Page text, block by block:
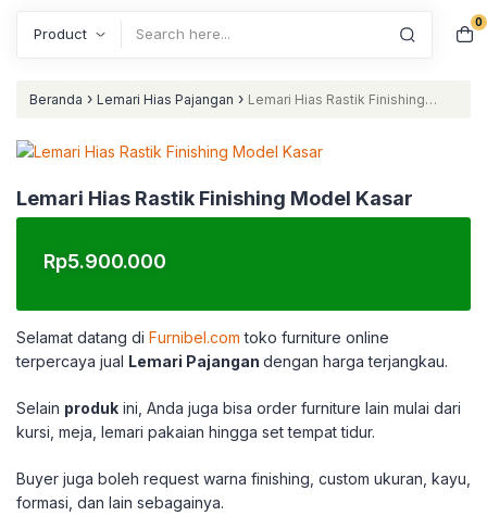
0
Beranda › Lemari Hias Pajangan › Lemari Hias Rastik Finishing
Lemari Hias Rastik Finishing Model Kasar
Rp5.900.000
Selamat datang di Furnibel.com toko furniture online
terpercaya jual Lemari Pajangan dengan harga terjangkau.
Selain produk ini, Anda juga bisa order furniture lain mulai dari
kursi, meja, lemari pakaian hingga set tempat tidur.
Buyer juga boleh request warna finishing, custom ukuran, kayu,
formasi, dan lain sebagainya.